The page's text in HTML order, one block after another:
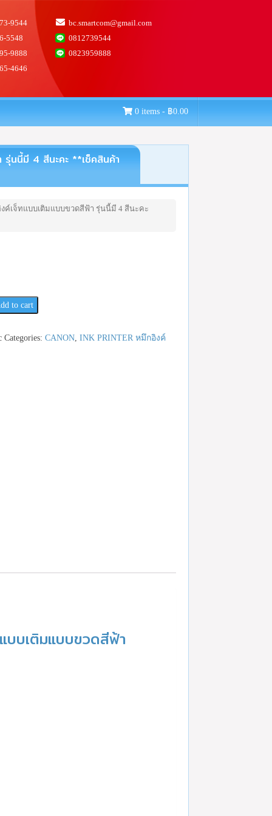
9544
bc.smartcom@gmail.com
5548
0812739544
9888
0823959888
4646
0 items - ฿0.00
นนี้มี 4 สีนะคะ **เช็คสินค้า
งค์เจ็ทแบบเติมแบบขวดสีฟ้า รุ่นนี้มี 4 สีนะคะ
to cart
Categories: CANON, INK PRINTER หมึกอิงค์
บเติมแบบขวดสีฟ้า